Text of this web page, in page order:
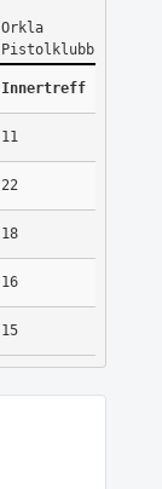
Orkla
Pistolklubb
Innertreff
11
22
18
16
15